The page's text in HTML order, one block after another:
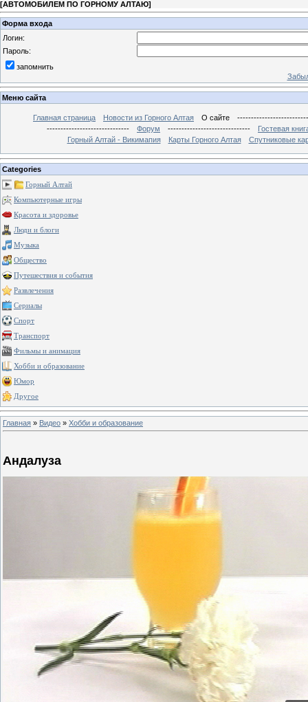
[АВТОМОБИЛЕМ ПО ГОРНОМУ АЛТАЮ]
Форма входа
Логин:
Пароль:
запомнить
Меню сайта
Главная страница Новости из Горного Алтая О сайте
------------------------------
Форум ------------------------------
Гостевая
Горный Алтай - Викимапия
Карты Горного Алтая Спутниковые
Categories
Горный Алтай
Компьютерные игры
Красота и здоровье
Люди и блоги
Музыка
Общество
Путешествия и события
Развлечения
Сериалы
Спорт
Транспорт
Фильмы и анимация
Хобби и образование
Юмор
Другое
Главная » Видео » Хобби и образование
Андалуза